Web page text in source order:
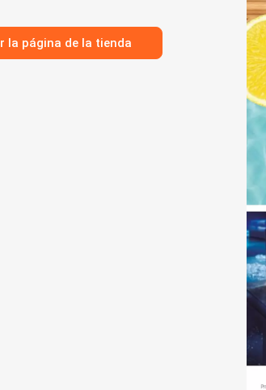
la página de la tienda